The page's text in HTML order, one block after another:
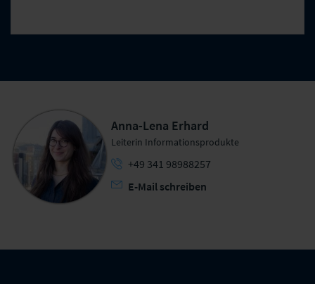
Anna-Lena Erhard
Leiterin Informationsprodukte
+49 341 98988257
E-Mail schreiben